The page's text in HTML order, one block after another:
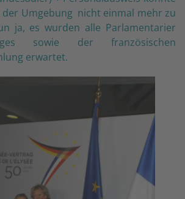
Umgebung nicht einmal mehr zu
ja, es wurden alle Parlamentarier
sowie der französischen
erwartet.